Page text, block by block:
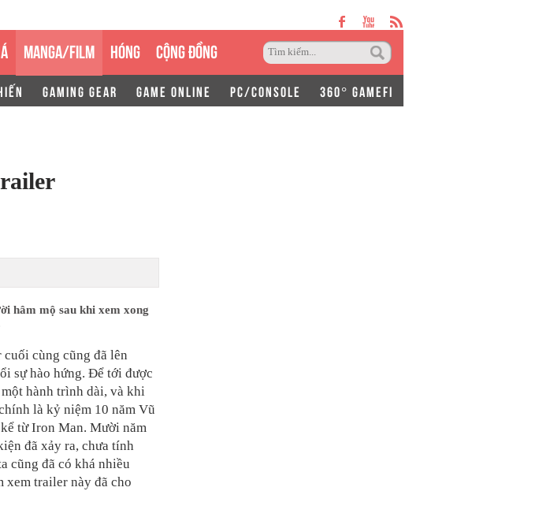
MANGA/FILM HÓNG CỘNG ĐỒNG
GAMING GEAR GAME ONLINE PC/CONSOLE 360° GAMEFI
hâm mộ sau khi xem xong
cùng cũng đã lên
sự hào hứng. Để tới được
hành trình dài, và khi
là kỷ niệm 10 năm Vũ
từ Iron Man. Mười năm
đã xảy ra, chưa tính
cũng đã có khá nhiều
xem trailer này đã cho